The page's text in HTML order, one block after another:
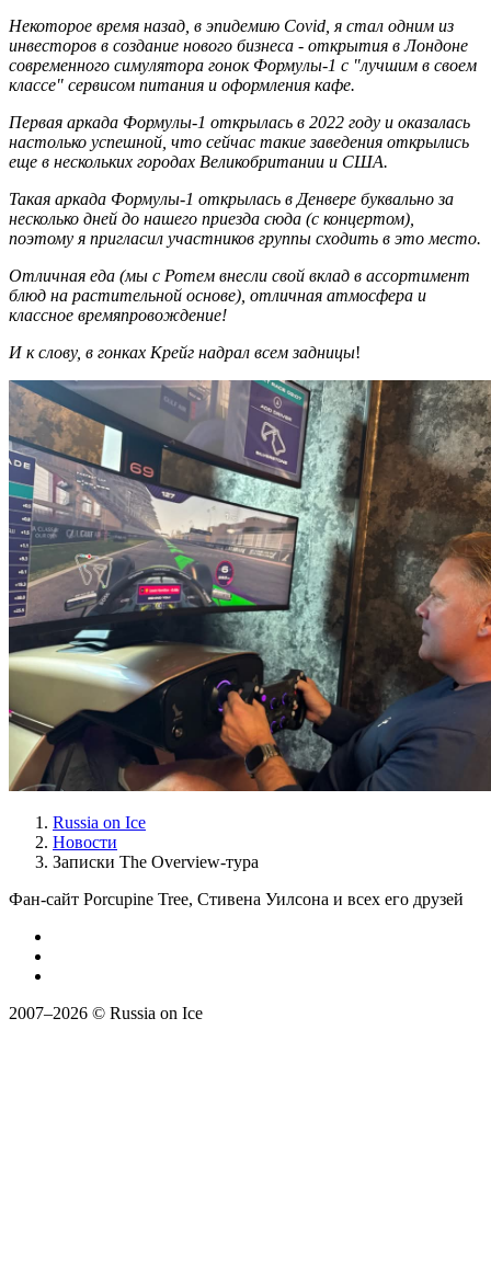
Некоторое время назад, в эпидемию Covid, я стал одним из
инвесторов в создание нового бизнеса - открытия в Лондоне
современного симулятора гонок Формулы-1 с "лучшим в своем
классе" сервисом питания и оформления кафе.
Первая аркада Формулы-1 открылась в 2022 году и оказалась
настолько успешной, что сейчас такие заведения открылись
еще в нескольких городах Великобритании и США.
Такая аркада Формулы-1 открылась в Денвере буквально за
несколько дней до нашего приезда сюда (с концертом),
поэтому я пригласил участников группы сходить в это место.
Отличная еда (мы с Ротем внесли свой вклад в ассортимент
блюд на растительной основе), отличная атмосфера и
классное времяпровождение!
И к слову, в гонках Крейг надрал всем задницы!
Russia on Ice
Новости
Записки The Overview-тура
Фан-сайт Porcupine Tree, Стивена Уилсона и всех его друзей
2007–2026 © Russia on Ice